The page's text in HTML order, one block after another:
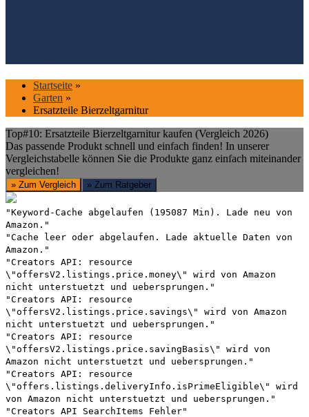
Startseite »
Garten »
Ersatzteile Bierzeltgarnitur
Top#10: Ersatzteile Bierzeltgarnitur kaufen (Vergleich 2026)
Das passende Produkt schnell und einfach finden! In unserer
Vergleichstabelle können Sie die Produkte ganz einfach miteinander
vergleichen!
» Zum Vergleich » Zum Ratgeber
"Keyword-Cache abgelaufen (195087 Min). Lade neu von
Amazon."
"Cache leer oder abgelaufen. Lade aktuelle Daten von
Amazon."
"Creators API: resource
\"offersV2.listings.price.money\" wird von Amazon
nicht unterstuetzt und uebersprungen."
"Creators API: resource
\"offersV2.listings.price.savings\" wird von Amazon
nicht unterstuetzt und uebersprungen."
"Creators API: resource
\"offersV2.listings.price.savingBasis\" wird von
Amazon nicht unterstuetzt und uebersprungen."
"Creators API: resource
\"offers.listings.deliveryInfo.isPrimeEligible\" wird
von Amazon nicht unterstuetzt und uebersprungen."
"Creators API SearchItems Fehler"